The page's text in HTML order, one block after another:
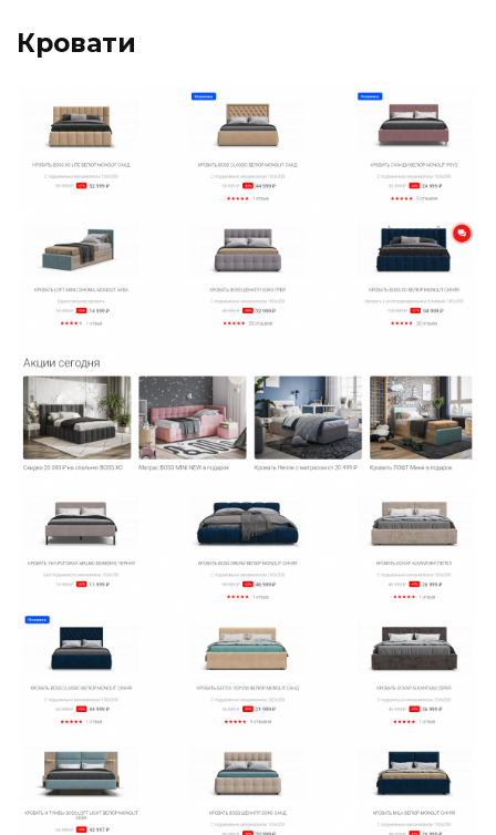
Кровати